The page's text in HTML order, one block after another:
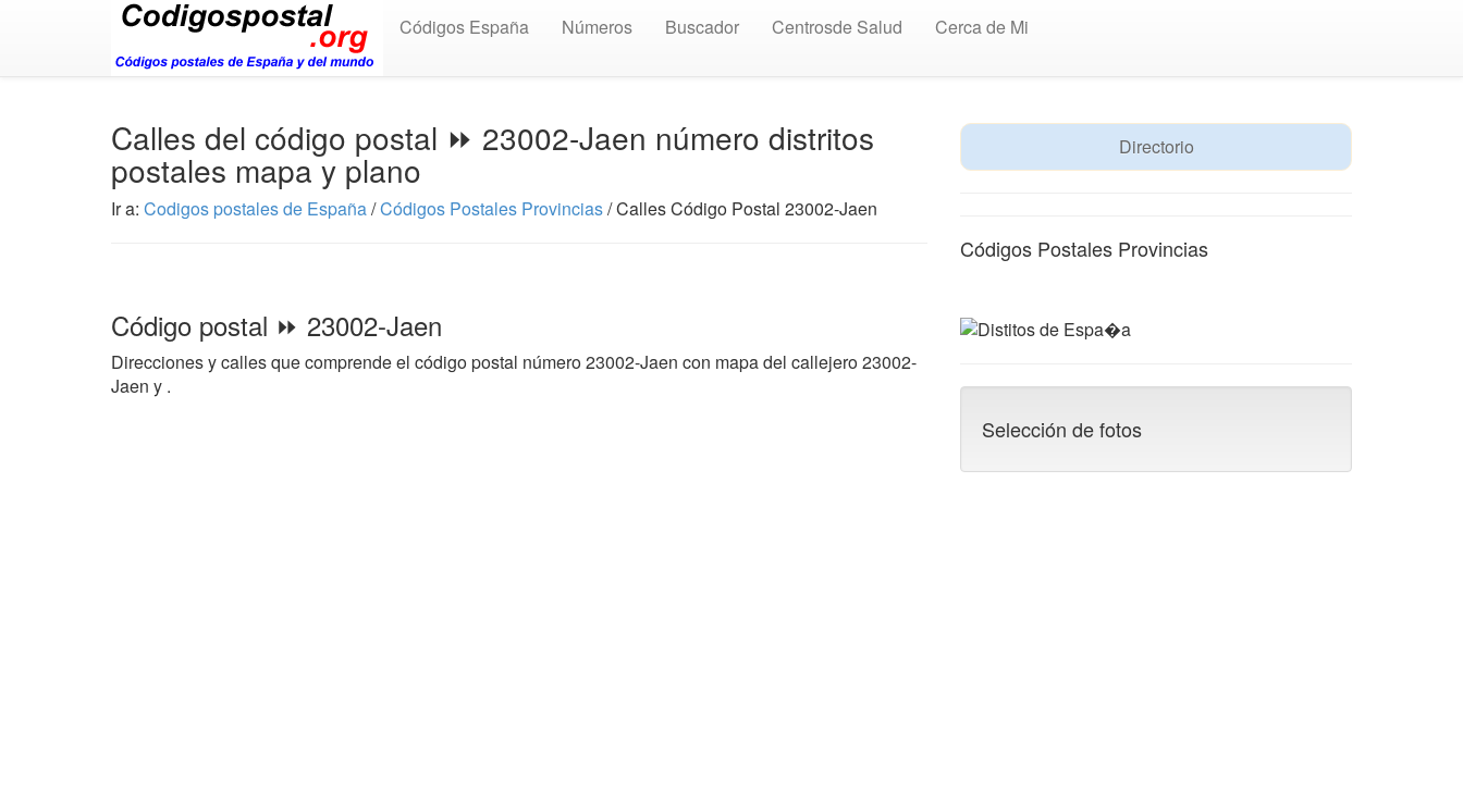
Códigos España Números Buscador Centrosde Salud Cerca de Mi
Calles del código postal ⏩ 23002-Jaen número distritos
postales mapa y plano
Ir a: Codigos postales de España/Códigos Postales Provincias/ Calles Código Postal 23002-Jaen
Código postal ⏩ 23002-Jaen
Direcciones y calles que comprende el código postal número 23002-Jaen con mapa del callejero 23002-
Jaen y .
Directorio
Códigos Postales Provincias
Selección de fotos